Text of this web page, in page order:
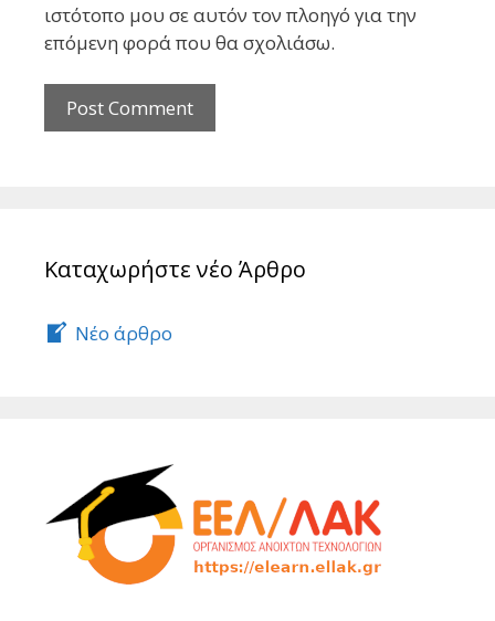
ιστότοπο μου σε αυτόν τον πλοηγό για την
επόμενη φορά που θα σχολιάσω.
Καταχωρήστε νέο Άρθρο
Νέο άρθρο